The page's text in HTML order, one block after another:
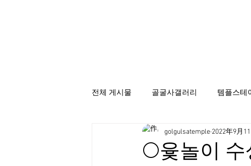
전체 게시물 골굴사갤러리 템플스테
골굴사템플스테이 선무도서울본원
🌕윷놀이 수
golgulsatemple 2022年9月